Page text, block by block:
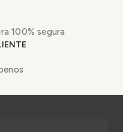
100% segura